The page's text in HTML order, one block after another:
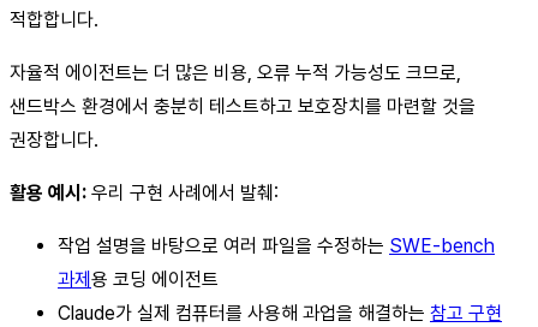
적합합니다.
자율적 에이전트는 더 많은 비용, 오류 누적 가능성도 크므로,
샌드박스 환경에서 충분히 테스트하고 보호장치를 마련할 것을
권장합니다.
활용 예시: 우리 구현 사례에서 발췌:
작업 설명을 바탕으로 여러 파일을 수정하는 SWE-bench
과제용 코딩 에이전트
Claude가 실제 컴퓨터를 사용해 과업을 해결하는 참고 구현